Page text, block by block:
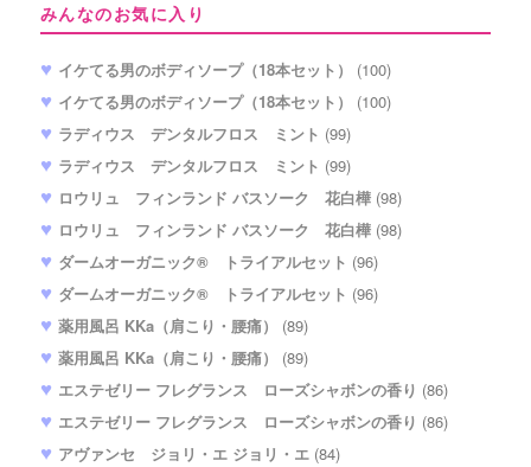
みんなのお気に入り
イケてる男のボディソープ（18本セット）
(100)
イケてる男のボディソープ（18本セット）
(100)
ラディウス デンタルフロス ミント (99)
ラディウス デンタルフロス ミント (99)
ロウリュ フィンランド バスソーク 花白樺 (98)
ロウリュ フィンランド バスソーク 花白樺 (98)
ダームオーガニック® トライアルセット (96)
ダームオーガニック® トライアルセット (96)
薬用風呂 KKa（肩こり・腰痛）
(89)
薬用風呂 KKa（肩こり・腰痛）
(89)
エステゼリー フレグランス ローズシャボンの香り (86)
エステゼリー フレグランス ローズシャボンの香り (86)
アヴァンセ ジョリ・エ ジョリ・エ (84)